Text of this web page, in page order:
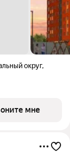
округ,
мне